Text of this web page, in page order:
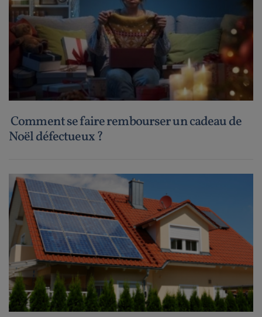
Comment se faire rembourser un cadeau de
Noël défectueux ?